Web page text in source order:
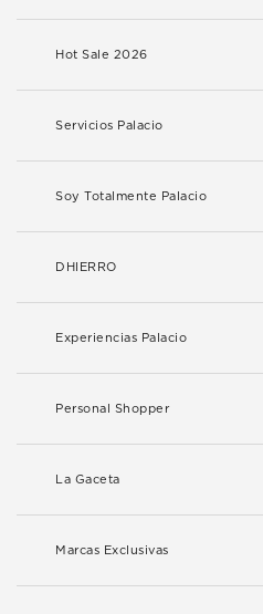
Hot Sale 2026
Servicios Palacio
Soy Totalmente Palacio
DHIERRO
Experiencias Palacio
Personal Shopper
La Gaceta
Marcas Exclusivas